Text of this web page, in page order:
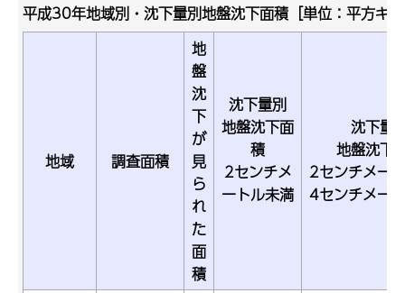
平成30年地域別・沈下量別地盤沈下面積［単位：平方キ
地域 調査面積
地
盤
沈
下
が
見
ら
れ
た
面
積
沈下量別
地盤沈下面
積
2センチメ
ートル未満
沈下量
地盤沈下
2センチメー
4センチメー